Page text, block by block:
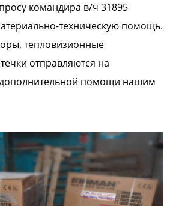
командира в/ч 31895
техническую помощь.
тепловизионные
отправляются на
помощи нашим